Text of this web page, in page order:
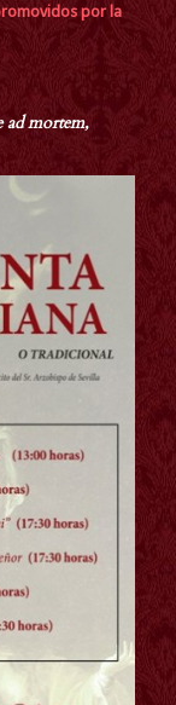
por la
ad mortem,